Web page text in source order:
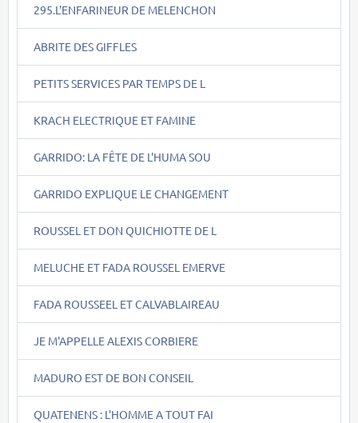
295.L'ENFARINEUR DE MELENCHON
ABRITE DES GIFFLES
PETITS SERVICES PAR TEMPS DE L
KRACH ELECTRIQUE ET FAMINE
GARRIDO: LA FÊTE DE L'HUMA SOU
GARRIDO EXPLIQUE LE CHANGEMENT
ROUSSEL ET DON QUICHIOTTE DE L
MELUCHE ET FADA ROUSSEL EMERVE
FADA ROUSSEEL ET CALVABLAIREAU
JE M'APPELLE ALEXIS CORBIERE
MADURO EST DE BON CONSEIL
QUATENENS : L'HOMME A TOUT FAI